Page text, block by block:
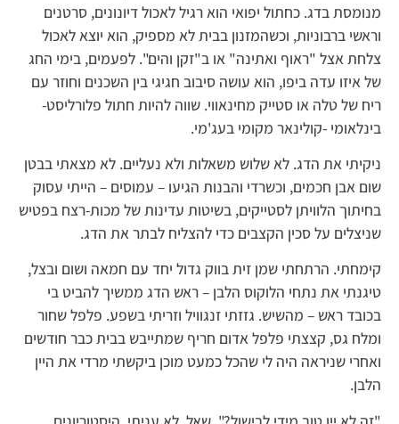
מנומסת בדג. כחתול יפואי הוא רגיל לאכול דיונונים, סרטנים
וראשי ברבוניות, וכשהמזנון בבית לא מספיק, הוא יוצא לאכול
צלחת אצל "ראוף ואתינה" או ב"זקן והים". לפעמים, בימי החג
של איזו עדה ביפו, הוא עושה סיבוב חגיגי בין השכנים וחוזר עם
ריח של טלה או סטייק מחינאווי. שווה להיות חתול פלורליסט-
בינלאומי -קולינאר מקומי בעג'מי.
ניקיתי את הדג. לא שלוש משאלות ולא נעליים. לא מצאתי בבטן
שום אבן חכמים, וכשרדי והבנות הגיעו – עמוסים – הייתי עסוק
בחיתוך הלוויתן לסטייקים, בשיטות עדינות של מכות-רצח בפטיש
שניצלים על סכין הקצבים כדי להצליח לבתר את הדג.
קימחתי. הרתחתי שמן זית בווק גדול יחד עם חמאה ושום ובצל,
טיגנתי את נתחי הלוקוס הלבן – ראש הדג ממשיך להביט בי
בכובד ראש – מהשיש. גזזתי זנגוויל וזריתי בשפע. פלפל שחור
ומלח גס, קצצתי פלפל אדום חריף שמתייבש בבית כבר חודשים
ואחרי שניראה היה לי שהכל כמעט מוכן ביקשתי מרדי את היין
הלבן.